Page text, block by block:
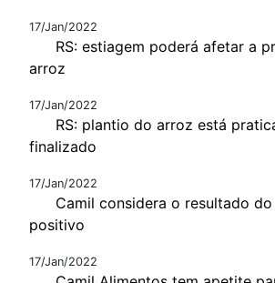
17/Jan/2022
RS: estiagem poderá afetar a
arroz
17/Jan/2022
RS: plantio do arroz está
finalizado
17/Jan/2022
Camil considera o resultado
positivo
17/Jan/2022